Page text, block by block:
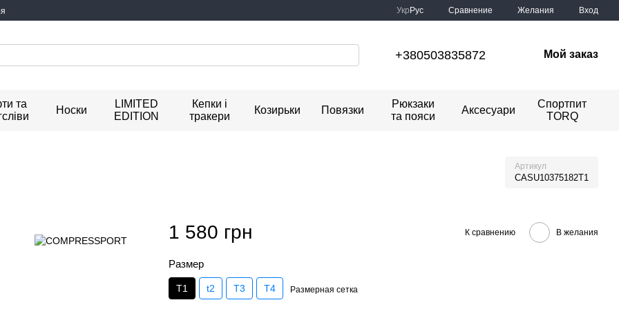
Укр Рус Сравнение Желания Вход
+380503835872 Мой заказ
та
Носки
LIMITED
EDITION
Кепки і
тракери
Козирьки Повязки
Рюкзаки
та пояси
Аксесуари
Спортпит
TORQ
Артикул
CASU10375182T1
1 580 грн К сравнению В желания
Размер
T1 t2 T3 T4 Размерная сетка